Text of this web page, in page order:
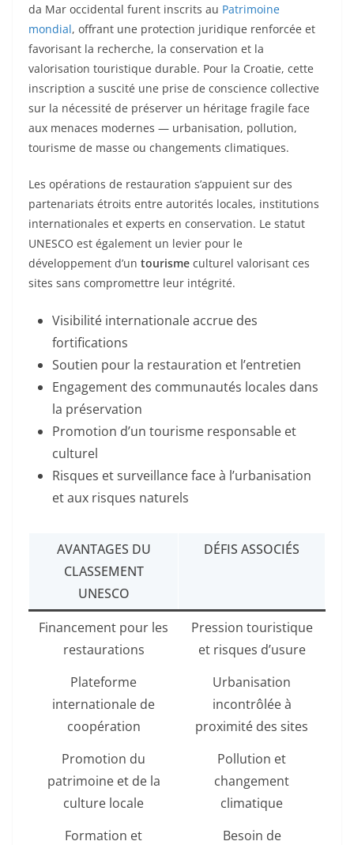
da Mar occidental furent inscrits au Patrimoine
mondial, offrant une protection juridique renforcée et
favorisant la recherche, la conservation et la
valorisation touristique durable. Pour la Croatie, cette
inscription a suscité une prise de conscience collective
sur la nécessité de préserver un héritage fragile face
aux menaces modernes — urbanisation, pollution,
tourisme de masse ou changements climatiques.
Les opérations de restauration s’appuient sur des
partenariats étroits entre autorités locales, institutions
internationales et experts en conservation. Le statut
UNESCO est également un levier pour le
développement d’un tourisme culturel valorisant ces
sites sans compromettre leur intégrité.
Visibilité internationale accrue des
fortifications
Soutien pour la restauration et l’entretien
Engagement des communautés locales dans
la préservation
Promotion d’un tourisme responsable et
culturel
Risques et surveillance face à l’urbanisation
et aux risques naturels
AVANTAGES DU
CLASSEMENT
UNESCO
DÉFIS ASSOCIÉS
Financement pour les
restaurations
Pression touristique
et risques d’usure
Plateforme
internationale de
coopération
Urbanisation
incontrôlée à
proximité des sites
Promotion du
patrimoine et de la
culture locale
Pollution et
changement
climatique
Formation et
Besoin de